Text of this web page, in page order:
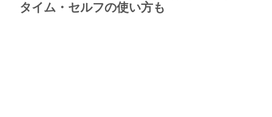
タイム・セルフの使い方も